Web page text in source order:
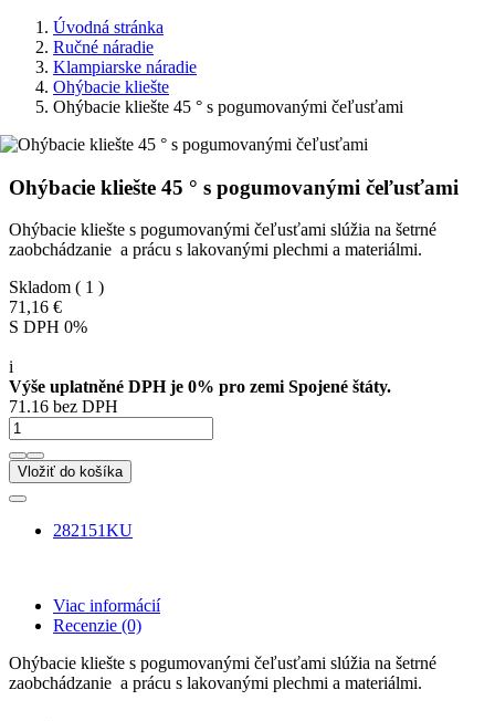
Úvodná stránka
Ručné náradie
Klampiarske náradie
Ohýbacie kliešte
Ohýbacie kliešte 45 ° s pogumovanými čeľusťami
Ohýbacie kliešte 45 ° s pogumovanými čeľusťami
Ohýbacie kliešte s pogumovanými čeľusťami slúžia na šetrné
zaobchádzanie a prácu s lakovanými plechmi a materiálmi.
Skladom ( 1 )
71,16 €
S DPH 0%
i
Výše uplatněné DPH je 0% pro zemi Spojené štáty.
71.16 bez DPH
Vložiť do košíka
282151KU
Viac informácií
Recenzie (0)
Ohýbacie kliešte s pogumovanými čeľusťami slúžia na šetrné
zaobchádzanie a prácu s lakovanými plechmi a materiálmi.